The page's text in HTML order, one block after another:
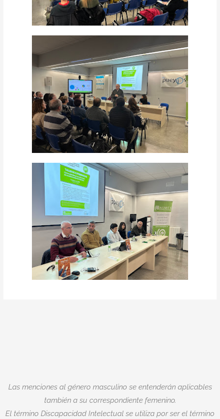
Las menciones al género masculino se entenderán aplicables
también a su correspondiente femenino.
El término Discapacidad Intelectual se utiliza por ser el término